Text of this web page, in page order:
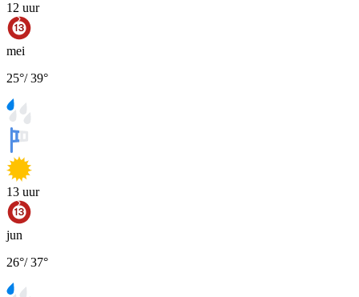
12 uur
mei
25°/39°
13 uur
jun
26°/37°